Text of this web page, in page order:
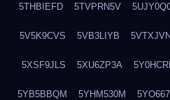
5THBIEFD 5TVPRN5V
5V5K9CVS 5VB3LIYB
5XSF9JLS 5XU6ZP3A
5YB5BBQM 5YHM530M